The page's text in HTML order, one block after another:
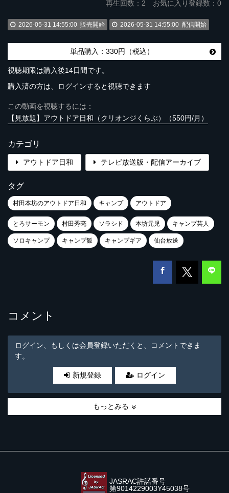
再生回数： 2 お気に入り登録数：0
2026-05-31 14:55:00 販売開始 2026-05-31 14:55:00 配信開始
単品購入：330円（税込）
視聴期限は購入後14日間です。
購入済の方は、ログインすると視聴できます
この動画を視聴するには：
【見放題】アウトドア日和（クリオンジくらぶ）（550円/月）
カテゴリ
アウトドア日和 テレビ放送版・配信アーカイブ
タグ
村田本坊のアウトドア日和 キャンプ アウトドア
とろサーモン 村田秀亮 ソラシド 本坊元児 キャンプ芸人
ソロキャンプ キャンプ飯 キャンプギア 仙台放送
コメント
ログイン、もしくは会員登録いただくと、コメントできま
す。
新規登録 ログイン
もっとみる
JASRAC許諾番号
第9014229003Y45038号